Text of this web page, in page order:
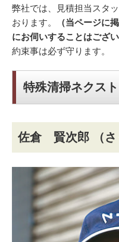
弊社では、見積担当スタ
おります。
（当ページに
にお伺いすることはござい
約束事は必ず守ります。
特殊清掃ネクス
佐倉 賢次郎 （